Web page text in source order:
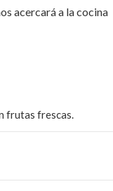
acercará a la cocina
frutas frescas.